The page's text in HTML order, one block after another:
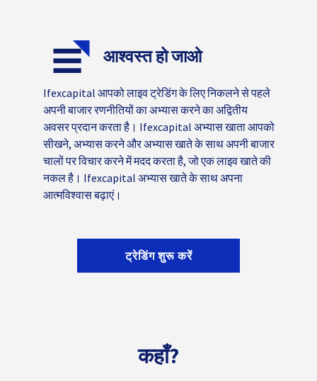
आश्वस्त हो जाओ
Ifexcapital आपको लाइव ट्रेडिंग के लिए निकलने से पहले
अपनी बाजार रणनीतियों का अभ्यास करने का अद्वितीय
अवसर प्रदान करता है। Ifexcapital अभ्यास खाता आपको
सीखने, अभ्यास करने और अभ्यास खाते के साथ अपनी बाजार
चालों पर विचार करने में मदद करता है, जो एक लाइव खाते की
नकल है। Ifexcapital अभ्यास खाते के साथ अपना
आत्मविश्वास बढ़ाएं।
ट्रेडिंग शुरू करें
कहाँ?